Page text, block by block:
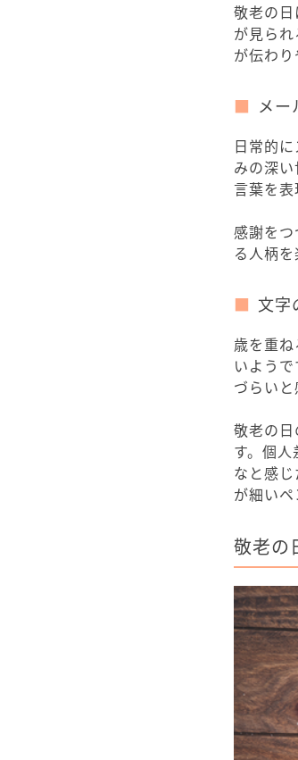
敬老の
が見ら
が伝わ
メー
日常的
みの深
言葉を表
感謝を
る人柄
文字
歳を重
いよう
づらいと
敬老の
す。個
なと感
が細い
敬老の